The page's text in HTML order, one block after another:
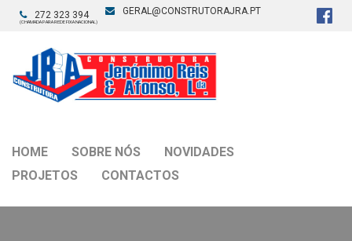
272 323 394
(CHAMADA PARA REDE FIXA NACIONAL)
GERAL@CONSTRUTORAJRA.PT
HOME SOBRE NÓS
NOVIDADES
PROJETOS
CONTACTOS